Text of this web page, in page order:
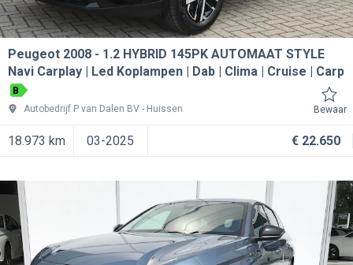
Peugeot 2008
1.2 HYBRID 145PK AUTOMAAT STYLE
Navi Carplay | Led Koplampen | Dab | Clima | Cruise | Carp
B
Autobedrijf P van Dalen BV
Huissen Bewaar
18.973 km 03-2025 € 22.650